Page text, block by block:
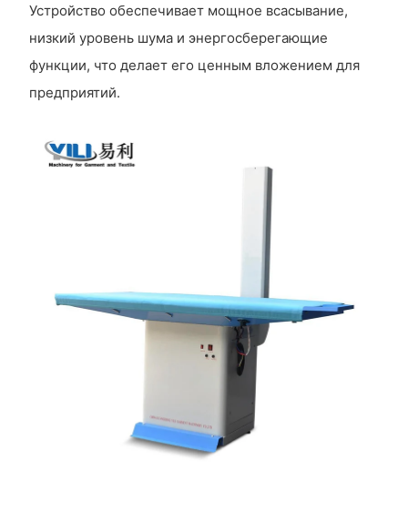
Устройство обеспечивает мощное всасывание,
низкий уровень шума и энергосберегающие
функции, что делает его ценным вложением для
предприятий.